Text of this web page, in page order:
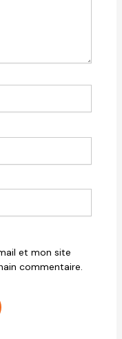
et mon site
commentaire.